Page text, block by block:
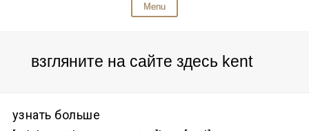
Menu
взгляните на сайте здесь kent
узнать больше